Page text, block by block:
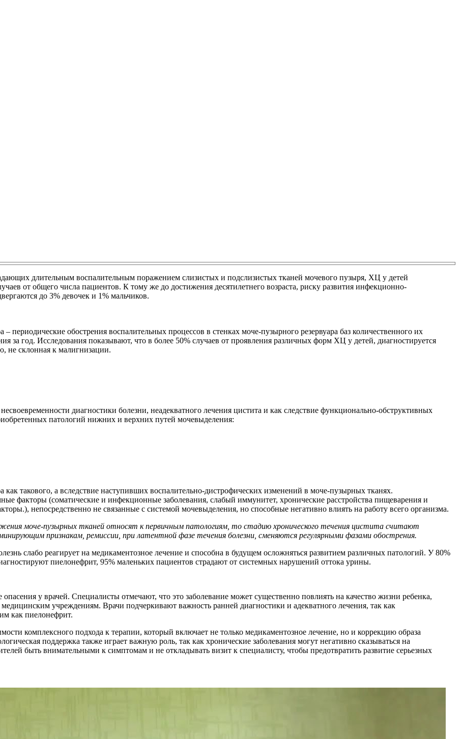
длительным воспалительным поражением слизистых и подслизистых тканей мочевого пузыря, ХЦ у детей
от общего числа пациентов. К тому же до достижения десятилетнего возраста, риску развития инфекционно-
до 3% девочек и 1% мальчиков.
периодические обострения воспалительных процессов в стенках моче-пузырного резервуара баз количественного их
за год. Исследования показывают, что в более 50% случаев от проявления различных форм ХЦ у детей, диагностируется
не склонная к малигнизации.
диагностики болезни, неадекватного лечения цистита и как следствие функционально-обструктивных
патологий нижних и верхних путей мочевыделения:
такового, а вследствие наступивших воспалительно-дистрофических изменений в моче-пузырных тканях.
факторы (соматические и инфекционные заболевания, слабый иммунитет, хронические расстройства пищеварения и
непосредственно не связанные с системой мочевыделения, но способные негативно влиять на работу всего организма.
моче-пузырных тканей относят к первичным патологиям, то стадию хронического течения цистита считают
признакам, ремиссии, при латентной фазе течения болезни, сменяются регулярными фазами обострения.
слабо реагирует на медикаментозное лечение и способна в будущем осложняться развитием различных патологий. У 80%
пиелонефрит, 95% маленьких пациентов страдают от системных нарушений оттока урины.
у врачей. Специалисты отмечают, что это заболевание может существенно повлиять на качество жизни ребенка,
учреждениям. Врачи подчеркивают важность ранней диагностики и адекватного лечения, так как
как пиелонефрит.
комплексного подхода к терапии, который включает не только медикаментозное лечение, но и коррекцию образа
поддержка также играет важную роль, так как хронические заболевания могут негативно сказываться на
быть внимательными к симптомам и не откладывать визит к специалисту, чтобы предотвратить развитие серьезных